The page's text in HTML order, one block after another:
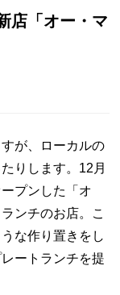
店「オー・マ
が、ローカルの
りします。 12 月
プンした「オ
ンチのお店。こ
な作り置きをし
ートランチを提